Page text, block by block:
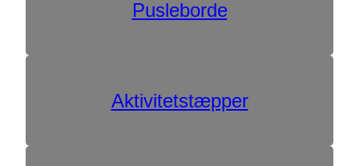
Pusleborde
Aktivitetstæpper